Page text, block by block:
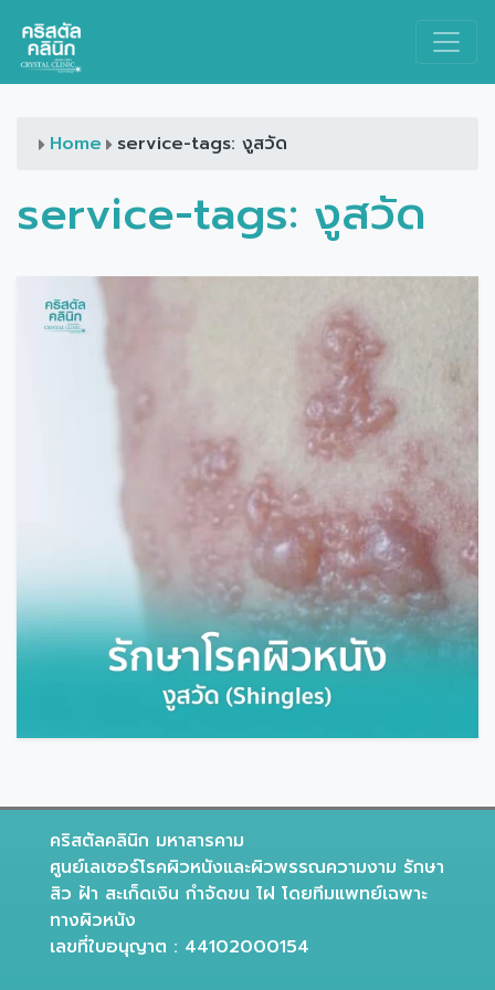
Main Navigation
Home service-tags: งูสวัด
service-tags: งูสวัด
คริสตัลคลินิก มหาสารคาม
ศูนย์เลเซอร์โรคผิวหนังและผิวพรรณความงาม รักษา
สิว ฝ้า สะเก็ดเงิน กำจัดขน ไฝ โดยทีมแพทย์เฉพาะ
ทางผิวหนัง
เลขที่ใบอนุญาต : 44102000154